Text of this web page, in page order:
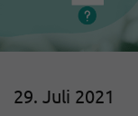
29. Juli 2021